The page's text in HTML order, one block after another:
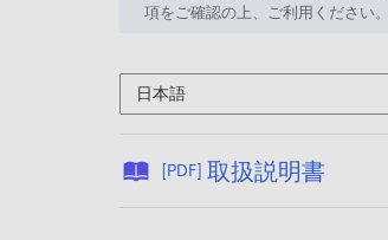
項をご確認の上、ご利用ください。
日本語
[PDF] 取扱説明書公